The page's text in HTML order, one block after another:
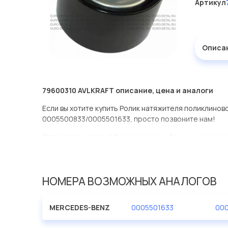
Артикул
79600310 AVLKRAFT описание, цена и аналоги
Если вы хотите купить Ролик натяжителя
0005500833/0005501633, просто позвоните нам!
У данной детали есть аналоги с номерами, убедитесь
нашей компании Евродеталь представлены в
НОМЕРА ВОЗМОЖНЫХ АНАЛОГОВ
MERCEDES-BENZ 0005501633